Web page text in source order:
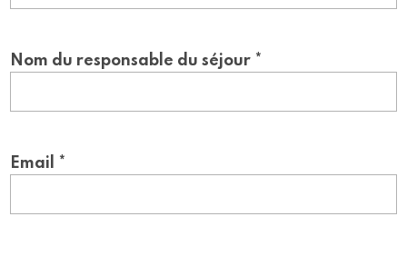
Nom du responsable du séjour *
Email *